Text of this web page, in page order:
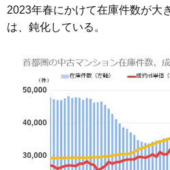
2023年春にかけて在庫件数が大
は、鈍化している。